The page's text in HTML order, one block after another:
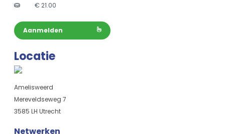
€ 21.00
Aanmelden
Locatie
Amelisweerd
Mereveldseweg 7
3585 LH Utrecht
Netwerken